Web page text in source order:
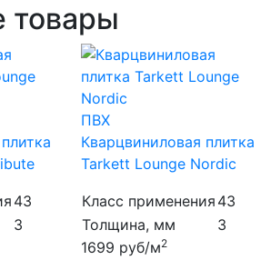
товары
43
3
ПВХ
Кварцвиниловая плитка
Tarkett Lounge Nordic
Класс применения 43
Толщина, мм
3
1699 руб/м2